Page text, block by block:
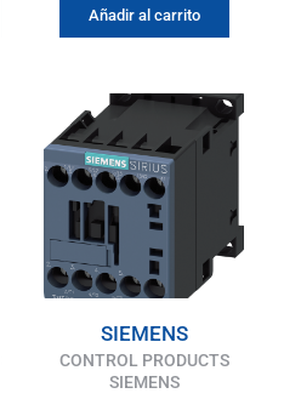
Añadir al carrito
SIEMENS
CONTROL PRODUCTS
SIEMENS